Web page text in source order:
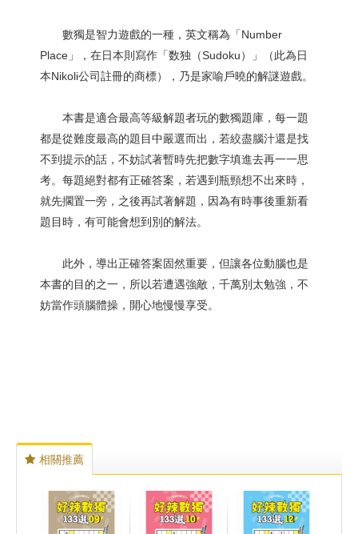
數獨是智力遊戲的一種，英文稱為「Number
Place」，在日本則寫作「数独（Sudoku）」（此為日
本Nikoli公司註冊的商標），乃是家喻戶曉的解謎遊戲。
本書是適合最高等級解題者玩的數獨題庫，每一題
都是從難度最高的題目中嚴選而出，若絞盡腦汁還是找
不到提示的話，不妨試著暫時先把數字填進去再一一思
考。每題絕對都有正確答案，若遇到瓶頸想不出來時，
就先擱置一旁，之後再試著解題，因為有時事後重新看
題目時，有可能會想到別的解法。
此外，導出正確答案固然重要，但讓各位動腦也是
本書的目的之一，所以若遭遇強敵，千萬別太勉強，不
妨當作頭腦體操，開心地慢慢享受。
相關推薦